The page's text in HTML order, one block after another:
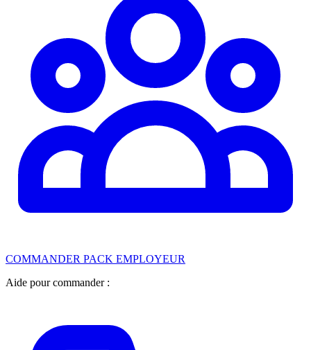
COMMANDER PACK EMPLOYEUR
Aide pour commander :